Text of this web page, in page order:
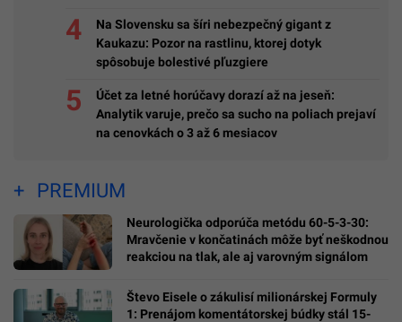
Na Slovensku sa šíri nebezpečný gigant z
Kaukazu: Pozor na rastlinu, ktorej dotyk
spôsobuje bolestivé pľuzgiere
Účet za letné horúčavy dorazí až na jeseň:
Analytik varuje, prečo sa sucho na poliach prejaví
na cenovkách o 3 až 6 mesiacov
PREMIUM
Neurologička odporúča metódu 60-5-3-30:
Mravčenie v končatinách môže byť neškodnou
reakciou na tlak, ale aj varovným signálom
Števo Eisele o zákulisí milionárskej Formuly
1: Prenájom komentátorskej búdky stál 15-